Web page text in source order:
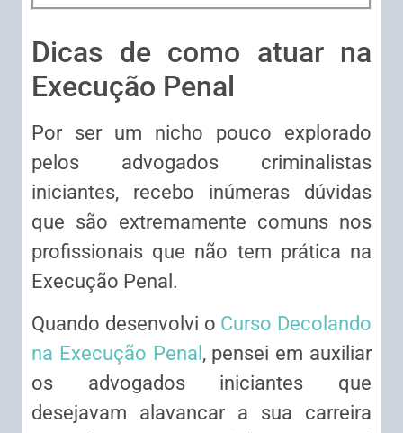
Dicas de como atuar na
Execução Penal
Por ser um nicho pouco explorado
pelos advogados criminalistas
iniciantes, recebo inúmeras dúvidas
que são extremamente comuns nos
profissionais que não tem prática na
Execução Penal.
Quando desenvolvi o Curso Decolando
na Execução Penal , pensei em auxiliar
os advogados iniciantes que
desejavam alavancar a sua carreira